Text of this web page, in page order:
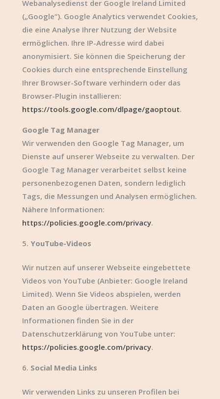
Webanalysedienst der Google Ireland Limited
(„Google“). Google Analytics verwendet Cookies,
die eine Analyse Ihrer Nutzung der Website
ermöglichen. Ihre IP-Adresse wird dabei
anonymisiert. Sie können die Speicherung der
Cookies durch eine entsprechende Einstellung
Ihrer Browser-Software verhindern oder das
Browser-Plugin installieren:
https://tools.google.com/dlpage/gaoptout.
Google Tag Manager
Wir verwenden den Google Tag Manager, um
Dienste auf unserer Webseite zu verwalten. Der
Google Tag Manager verarbeitet selbst keine
personenbezogenen Daten, sondern lediglich
Tags, die Messungen und Analysen ermöglichen.
Nähere Informationen:
https://policies.google.com/privacy.
YouTube-Videos
Wir nutzen auf unserer Webseite eingebettete
Videos von YouTube (Anbieter: Google Ireland
Limited). Wenn Sie Videos abspielen, werden
Daten an Google übertragen. Weitere
Informationen finden Sie in der
Datenschutzerklärung von YouTube unter:
https://policies.google.com/privacy.
Social Media Links
Wir verwenden Links zu unseren Profilen bei